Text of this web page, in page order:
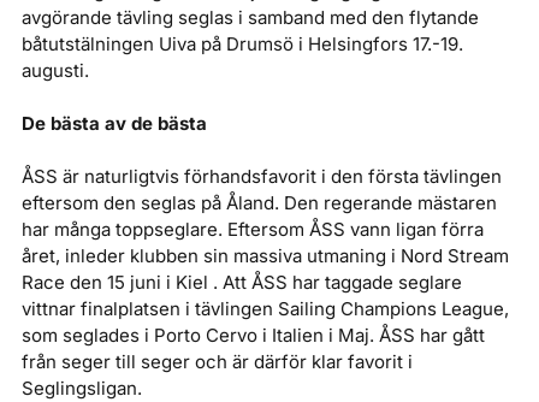
avgörande tävling seglas i samband med den flytande
båtutstälningen Uiva på Drumsö i Helsingfors 17.-19.
augusti.
De bästa av de bästa
ÅSS är naturligtvis förhandsfavorit i den första tävlingen
eftersom den seglas på Åland. Den regerande mästaren
har många toppseglare. Eftersom ÅSS vann ligan förra
året, inleder klubben sin massiva utmaning i Nord Stream
Race den 15 juni i Kiel . Att ÅSS har taggade seglare
vittnar finalplatsen i tävlingen Sailing Champions League,
som seglades i Porto Cervo i Italien i Maj. ÅSS har gått
från seger till seger och är därför klar favorit i
Seglingsligan.